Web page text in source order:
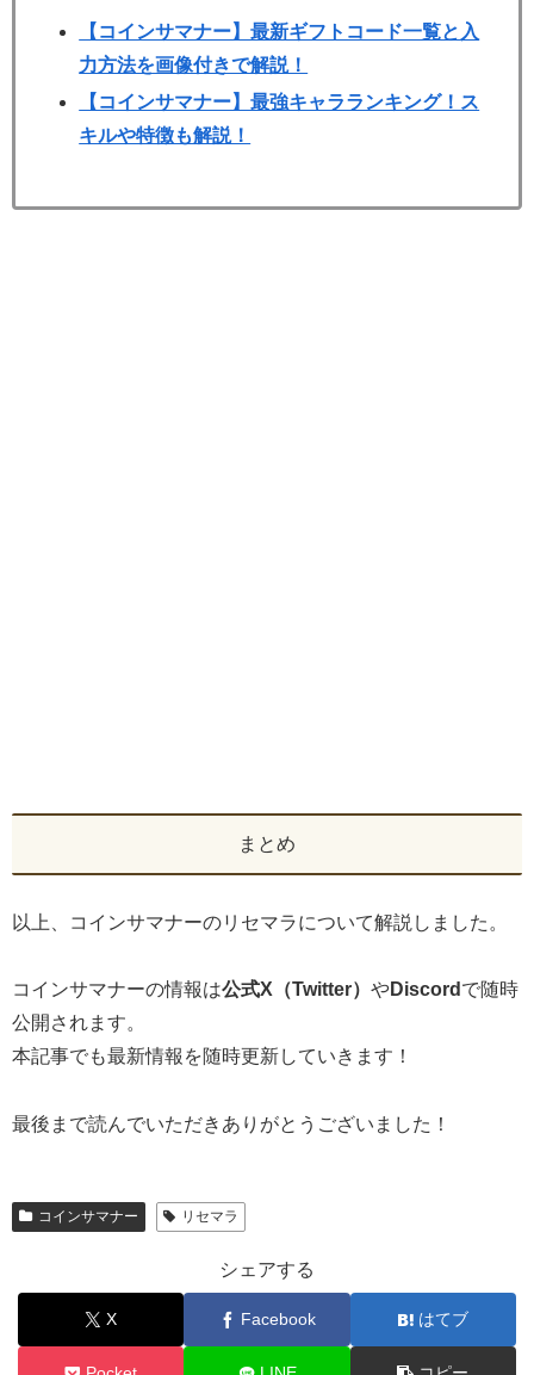
【コインサマナー】最新ギフトコード一覧と入
力方法を画像付きで解説！
【コインサマナー】最強キャラランキング！ス
キルや特徴も解説！
まとめ
以上、コインサマナーのリセマラについて解説しました。
コインサマナーの情報は公式X（Twitter） やDiscord で随時
公開されます。
本記事でも最新情報を随時更新していきます！
最後まで読んでいただきありがとうございました！
コインサマナー リセマラ
シェアする
X Facebook はてブ